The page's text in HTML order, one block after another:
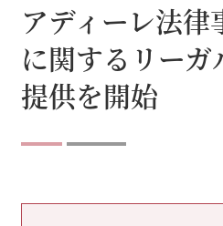
アディーレ法
に関するリー
提供を開始